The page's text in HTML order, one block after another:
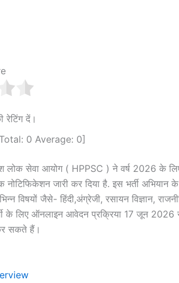
रेटिंग दें।
0 Average: 0]
लोक सेवा आयोग ( HPPSC ) ने वर्ष 2026 के
जारी कर दिया है. इस भर्ती अभियान
विषयों जैसे- हिंदी,अंग्रेजी, रसायन विज्ञान,
के लिए ऑनलाइन आवेदन प्रक्रिया 17 जून
सकते हैं।